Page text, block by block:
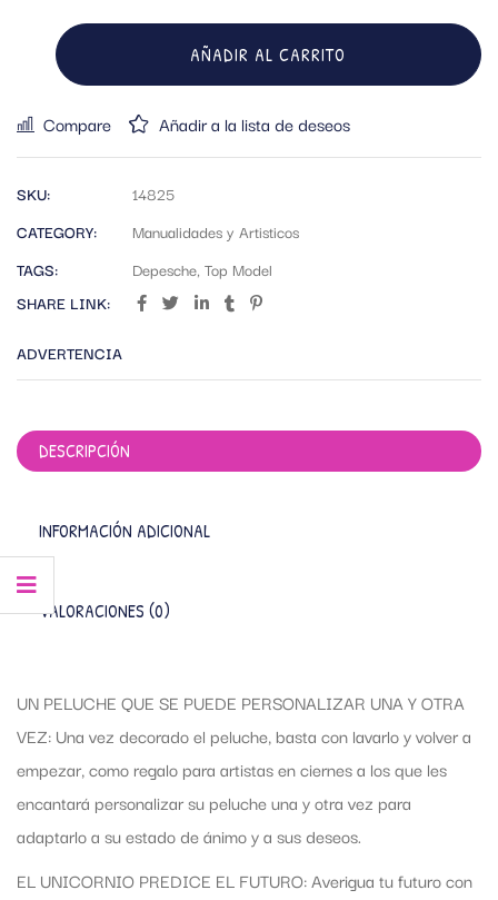
AÑADIR AL CARRITO
Compare Añadir a la lista de deseos
SKU:
14825
CATEGORY:
Manualidades y Artisticos
TAGS:
Depesche, Top Model
SHARE LINK:
ADVERTENCIA
DESCRIPCIÓN
INFORMACIÓN ADICIONAL
VALORACIONES (0)
UN PELUCHE QUE SE PUEDE PERSONALIZAR UNA Y OTRA
VEZ: Una vez decorado el peluche, basta con lavarlo y volver a
empezar, como regalo para artistas en ciernes a los que les
encantará personalizar su peluche una y otra vez para
adaptarlo a su estado de ánimo y a sus deseos.
EL UNICORNIO PREDICE EL FUTURO: Averigua tu futuro con